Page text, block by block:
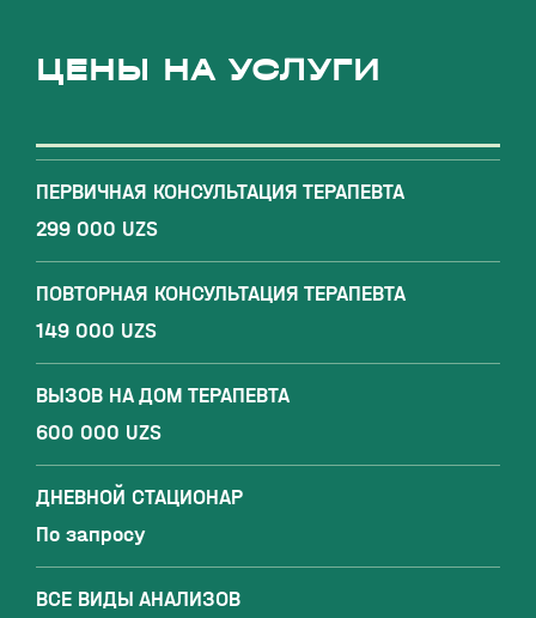
ЦЕНЫ НА УСЛУГИ
ПЕРВИЧНАЯ КОНСУЛЬТАЦИЯ ТЕРАПЕВТА
299 000 UZS
ПОВТОРНАЯ КОНСУЛЬТАЦИЯ ТЕРАПЕВТА
149 000 UZS
ВЫЗОВ НА ДОМ ТЕРАПЕВТА
600 000 UZS
ДНЕВНОЙ СТАЦИОНАР
По запросу
ВСЕ ВИДЫ АНАЛИЗОВ